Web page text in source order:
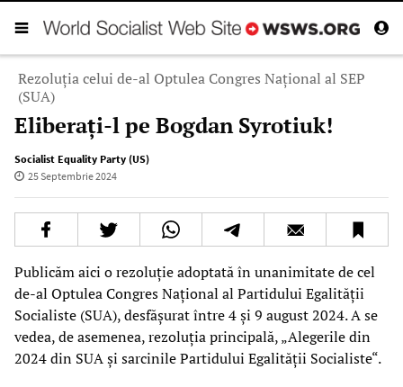
Rezoluția celui de-al Optulea Congres Național al SEP
(SUA)
Eliberați-l pe Bogdan Syrotiuk!
Socialist Equality Party (US)
25 Septembrie 2024
Publicăm aici o rezoluție adoptată în unanimitate de cel
de-al Optulea Congres Național al Partidului Egalității
Socialiste (SUA), desfășurat între 4 și 9 august 2024. A se
vedea, de asemenea, rezoluția principală, „Alegerile din
2024 din SUA și sarcinile Partidului Egalității Socialiste“.